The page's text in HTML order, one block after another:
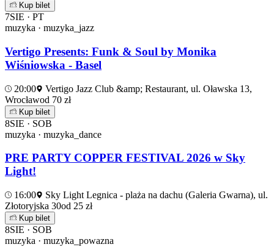
Kup bilet
7SIE · PT
muzyka · muzyka_jazz
Vertigo Presents: Funk & Soul by Monika
Wiśniowska - Basel
20:00
Vertigo Jazz Club &amp; Restaurant, ul. Oławska 13,
Wrocławod 70 zł
Kup bilet
8SIE · SOB
muzyka · muzyka_dance
PRE PARTY COPPER FESTIVAL 2026 w Sky
Light!
16:00
Sky Light Legnica - plaża na dachu (Galeria Gwarna), ul.
Złotoryjska 30od 25 zł
Kup bilet
8SIE · SOB
muzyka · muzyka_powazna